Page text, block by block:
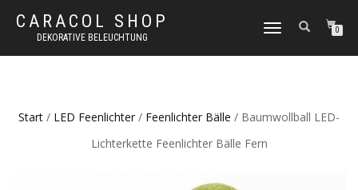
CARACOL SHOP
DEKORATIVE BELEUCHTUNG
NAVIGATION
0
Start / LED Feenlichter / Feenlichter Bälle / Baumwollball LED-
Lichterkette Feenlichter Bälle Fern